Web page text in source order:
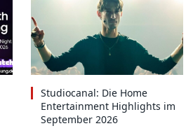
Studiocanal: Die Home
Entertainment Highlights im
September 2026